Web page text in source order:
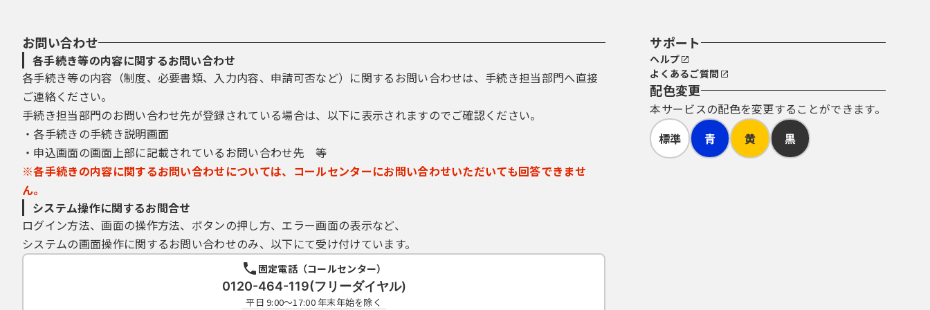
お問い合わせ
各手続き等の内容に関するお問い合わせ
各手続き等の内容（制度、必要書類、入力内容、申請可否など）に関するお問い合わせは、手続き担当部門へ直接
ご連絡ください。
手続き担当部門のお問い合わせ先が登録されている場合は、以下に表示されますのでご確認ください。
・各手続きの手続き説明画面
・申込画面の画面上部に記載されているお問い合わせ先 等
※各手続きの内容に関するお問い合わせについては、コールセンターにお問い合わせいただいても回答できませ
ん。
システム操作に関するお問合せ
ログイン方法、画面の操作方法、ボタンの押し方、エラー画面の表示など、
システムの画面操作に関するお問い合わせのみ、以下にて受け付けています。
固定電話（コールセンター）
0120-464-119(フリーダイヤル)
平日 9:00～17:00 年末年始を除く
サポート
ヘルプ
よくあるご質問
配色変更
本サービスの配色を変更することができます。
標準
青 黄 黒